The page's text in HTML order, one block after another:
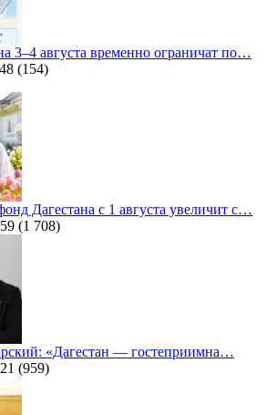
3–4 августа временно ограничат по…
(154)
Дагестана с 1 августа увеличит с…
(1 708)
«Дагестан — гостеприимна…
(959)